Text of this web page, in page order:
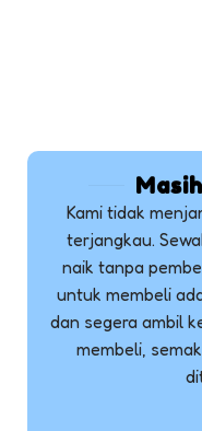
Kami tidak
terjangkau.
naik tanpa
untuk membeli
dan segera ambil
membeli,